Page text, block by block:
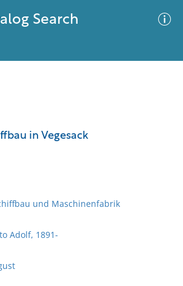
Search
in Vegesack
und Maschinenfabrik
Adolf, 1891-